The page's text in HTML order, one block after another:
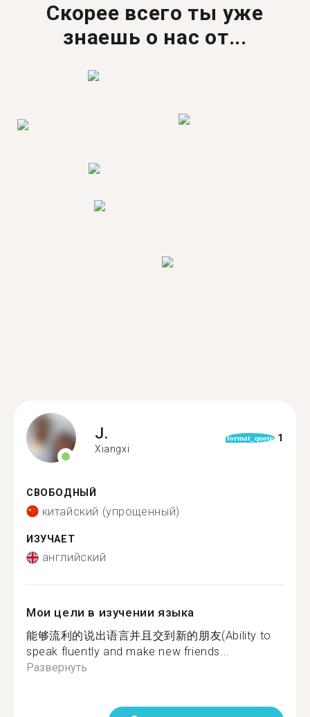
Скорее всего ты уже
знаешь о нас от...
J.
Xiangxi
format_quote 1
СВОБОДНЫЙ
китайский (упрощенный)
ИЗУЧАЕТ
английский
Мои цели в изучении языка
能够流利的说出语言并且交到新的朋友(Ability to
speak fluently and make new friends...
Развернуть